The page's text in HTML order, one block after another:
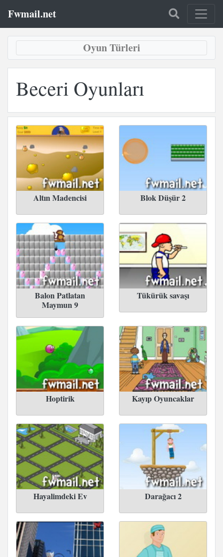
Fwmail.net
Oyun Türleri
Beceri Oyunları
Altın Madencisi Blok Düşür 2
Balon Patlatan
Maymun 9
Tükürük savaşı
Hoptirik Kayıp Oyuncaklar
Hayalimdeki Ev Darağacı 2